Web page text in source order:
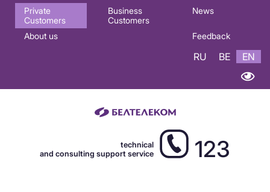
Основная
навигация
Private
Customers
Business
Customers
News
About us Feedback
RU BE EN
technical
and consulting support service
123